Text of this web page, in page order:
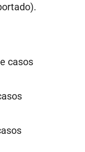
casos